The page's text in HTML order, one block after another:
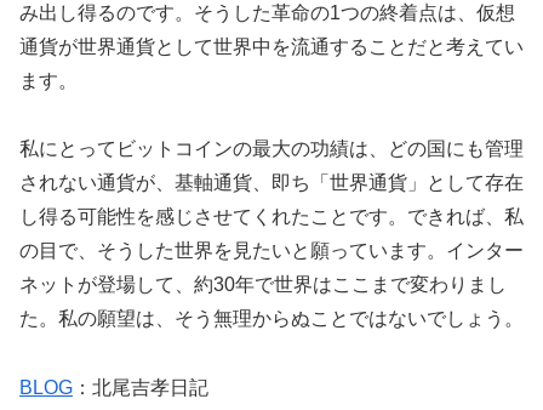
み出し得るのです。そうした革命の1つの終着点は、仮想
通貨が世界通貨として世界中を流通することだと考えてい
ます。
私にとってビットコインの最大の功績は、どの国にも管理
されない通貨が、基軸通貨、即ち「世界通貨」として存在
し得る可能性を感じさせてくれたことです。できれば、私
の目で、そうした世界を見たいと願っています。インター
ネットが登場して、約30年で世界はここまで変わりまし
た。私の願望は、そう無理からぬことではないでしょう。
BLOG ：北尾吉孝日記